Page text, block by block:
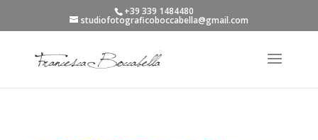
+39 339 1484480
studiofotograficoboccabella@gmail.com